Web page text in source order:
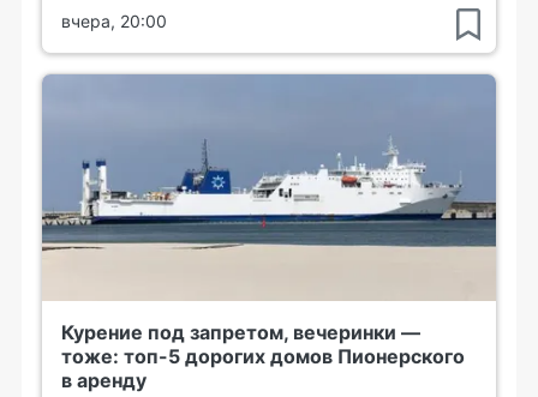
вчера, 20:00
Курение под запретом, вечеринки —
тоже: топ-5 дорогих домов Пионерского
в аренду